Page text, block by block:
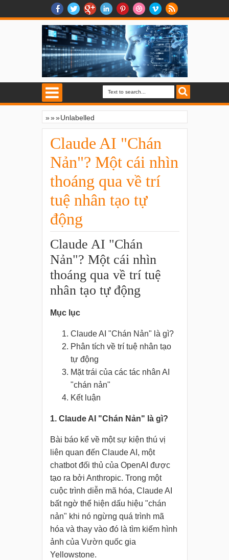
»» Unlabelled
»
Claude AI "Chán
Nản"? Một cái nhìn
thoáng qua về trí
tuệ nhân tạo tự
động
Claude AI "Chán
Nản"? Một cái nhìn
thoáng qua về trí tuệ
nhân tạo tự động
Mục lục
Claude AI "Chán Nản" là gì?
Phân tích về trí tuệ nhân tạo
tự động
Mặt trái của các tác nhân AI
"chán nản"
Kết luận
1. Claude AI "Chán Nản" là gì?
Bài báo kể về một sự kiện thú vị
liên quan đến Claude AI, một
chatbot đối thủ của OpenAI được
tạo ra bởi Anthropic. Trong một
cuộc trình diễn mã hóa, Claude AI
bất ngờ thể hiện dấu hiệu "chán
nản" khi nó ngừng quá trình mã
hóa và thay vào đó là tìm kiếm hình
ảnh của Vườn quốc gia
Yellowstone.